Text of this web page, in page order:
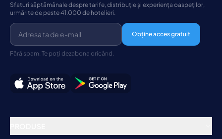
Sfaturi săptămânale despre tarife, distribuție și experiența oaspeților,
urmărite de peste 41.000 de hotelieri.
Obține acces gratuit
Fără spam. Te poți dezabona oricând.